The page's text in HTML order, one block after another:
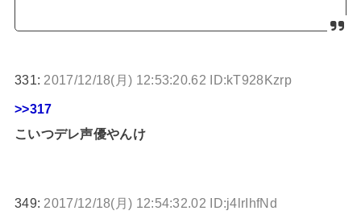
331: 2017/12/18(月) 12:53:20.62 ID:kT928Kzrp
>>317
こいつデレ声優やんけ
349: 2017/12/18(月) 12:54:32.02 ID:j4lrIhfNd